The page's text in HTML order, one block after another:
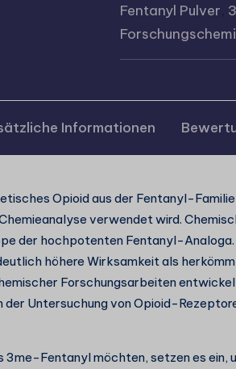
Fentanyl Pulver,
Informationen
Opioid aus der Fentanyl-
verwendet wird.
der hochpotenten Fentanyl-Analoga.
höhere Wirksamkeit als
Forschungsarbeiten
Untersuchung von Opioid-
3me-Fentanylmöchten, setzen es ein,